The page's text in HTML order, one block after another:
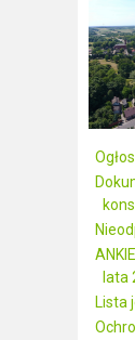
lata
Lista